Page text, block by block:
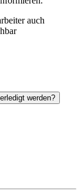
auch
werden?